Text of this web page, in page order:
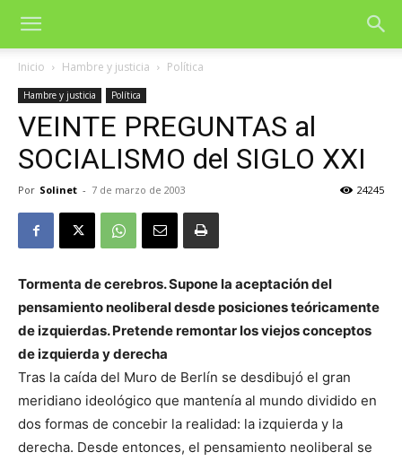
Inicio Hambre y justicia Política
Hambre y justicia Política
VEINTE PREGUNTAS al
SOCIALISMO del SIGLO XXI
Por Solinet - 7 de marzo de 2003 24245
Tormenta de cerebros. Supone la aceptación del
pensamiento neoliberal desde posiciones teóricamente
de izquierdas. Pretende remontar los viejos conceptos
de izquierda y derecha
Tras la caída del Muro de Berlín se desdibujó el gran
meridiano ideológico que mantenía al mundo dividido en
dos formas de concebir la realidad: la izquierda y la
derecha. Desde entonces, el pensamiento neoliberal se